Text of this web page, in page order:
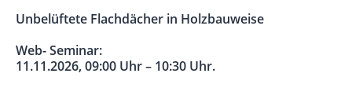
Unbelüftete Flachdächer in Holzbauweise
Web- Seminar:
11.11.2026, 09:00 Uhr – 10:30 Uhr.